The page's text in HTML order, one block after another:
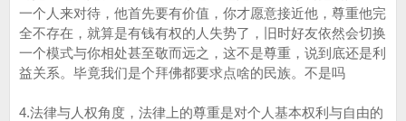
一个人来对待，他首先要有价值，你才愿意接近他，尊重他完
全不存在，就算是有钱有权的人失势了，旧时好友依然会切换
一个模式与你相处甚至敬而远之，这不是尊重，说到底还是利
益关系。毕竟我们是个拜佛都要求点啥的民族。不是吗
4.法律与人权角度，法律上的尊重是对个人基本权利与自由的